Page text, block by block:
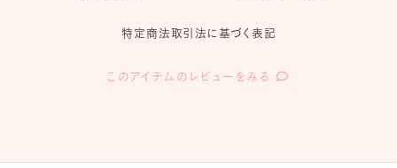
特定商法取引法に基づく表記
このアイテムのレビューをみる